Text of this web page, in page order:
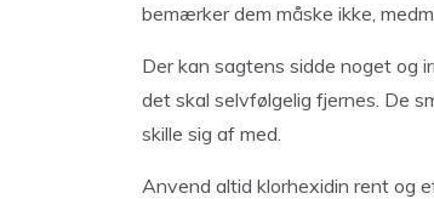
bemærker dem måske ikke,
Der kan sagtens sidde noget og
det skal selvfølgelig fjernes. De
skille sig af med.
Anvend altid klorhexidin rent og